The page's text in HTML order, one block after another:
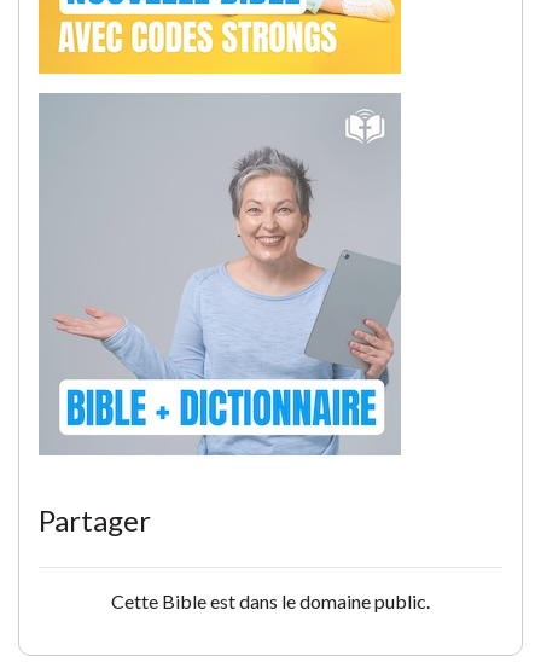
Partager
Cette Bible est dans le domaine public.